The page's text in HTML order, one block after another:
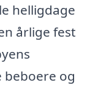
helligdage
årlige fest
og